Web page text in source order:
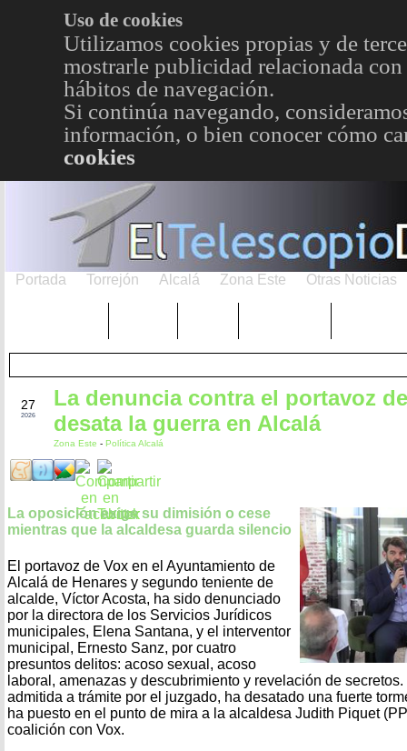
Uso de cookies
Utilizamos cookies propias y de
mostrarle publicidad relacionada
hábitos de navegación.
Si continúa navegando,
información, o bien conocer cómo
cookies
Portada Torrejón Alcalá Zona Este Otras Noticias
27
2026
La denuncia contra el portavoz
desata la guerra en Alcalá
Zona Este - Política Alcalá
La oposición exige su dimisión o cese
mientras que la alcaldesa guarda silencio
El portavoz de Vox en el Ayuntamiento de
Alcalá de Henares y segundo teniente de
alcalde, Víctor Acosta, ha sido denunciado
por la directora de los Servicios Jurídicos
municipales, Elena Santana, y el interventor
municipal, Ernesto Sanz, por cuatro
presuntos delitos: acoso sexual, acoso
laboral, amenazas y descubrimiento y revelación de
admitida a trámite por el juzgado, ha desatado una fuerte
ha puesto en el punto de mira a la alcaldesa Judith Piquet
coalición con Vox.